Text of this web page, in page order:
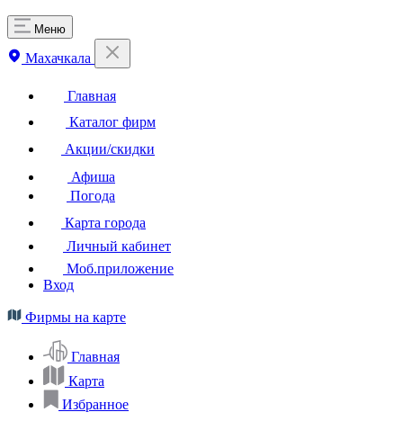
Меню
Махачкала
Главная
Каталог фирм
Акции/скидки
Афиша
Погода
Карта города
Личный кабинет
Моб.приложение
Вход
Фирмы на карте
Главная
Карта
Избранное